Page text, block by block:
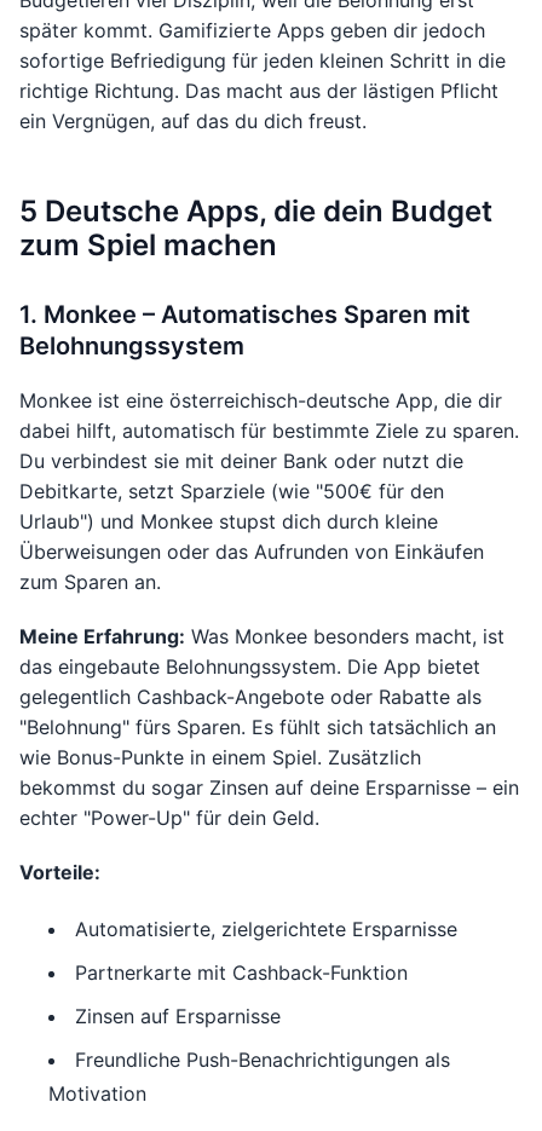
später kommt. Gamifizierte Apps geben dir jedoch
sofortige Befriedigung für jeden kleinen Schritt in die
richtige Richtung. Das macht aus der lästigen Pflicht
ein Vergnügen, auf das du dich freust.
5 Deutsche Apps, die dein Budget
zum Spiel machen
1. Monkee – Automatisches Sparen mit
Belohnungssystem
Monkee ist eine österreichisch-deutsche App, die dir
dabei hilft, automatisch für bestimmte Ziele zu sparen.
Du verbindest sie mit deiner Bank oder nutzt die
Debitkarte, setzt Sparziele (wie "500€ für den
Urlaub") und Monkee stupst dich durch kleine
Überweisungen oder das Aufrunden von Einkäufen
zum Sparen an.
Meine Erfahrung: Was Monkee besonders macht, ist
das eingebaute Belohnungssystem. Die App bietet
gelegentlich Cashback-Angebote oder Rabatte als
"Belohnung" fürs Sparen. Es fühlt sich tatsächlich an
wie Bonus-Punkte in einem Spiel. Zusätzlich
bekommst du sogar Zinsen auf deine Ersparnisse – ein
echter "Power-Up" für dein Geld.
Vorteile:
Automatisierte, zielgerichtete Ersparnisse
Partnerkarte mit Cashback-Funktion
Zinsen auf Ersparnisse
Freundliche Push-Benachrichtigungen als
Motivation